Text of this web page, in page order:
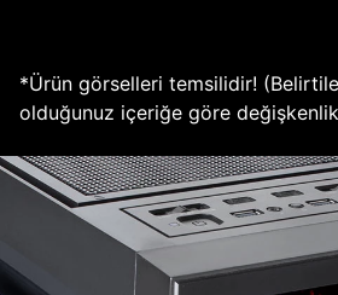
*Ürün görselleri temsilidir!
olduğunuz içeriğe göre